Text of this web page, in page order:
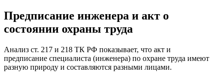
Предписание инженера и акт о
состоянии охраны труда
Анализ ст. 217 и 218 ТК РФ показывает, что акт и
предписание специалиста (инженера) по охране труда имеют
разную природу и составляются разными лицами.